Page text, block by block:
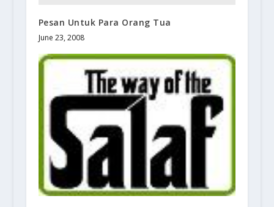
Pesan Untuk Para Orang Tua
June 23, 2008